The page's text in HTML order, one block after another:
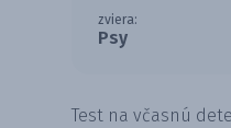
zviera:
Psy
Test na včasnú